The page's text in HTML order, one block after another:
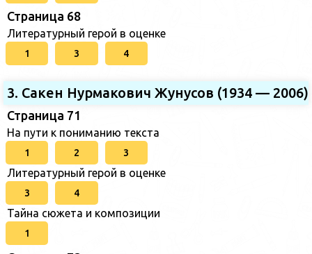
Страница 68
Литературный герой в оценке
1 3 4
3. Сакен Нурмакович Жунусов (1934 — 2006)
Страница 71
На пути к пониманию текста
1 2 3
Литературный герой в оценке
3 4
Тайна сюжета и композиции
1